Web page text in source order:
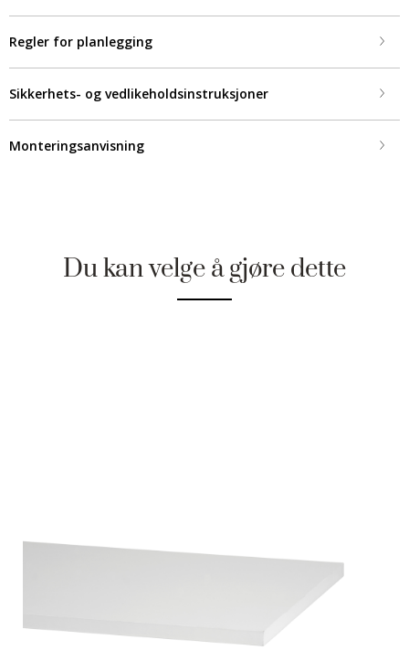
Regler for planlegging
Sikkerhets- og vedlikeholdsinstruksjoner
Monteringsanvisning
Du kan velge å gjøre dette